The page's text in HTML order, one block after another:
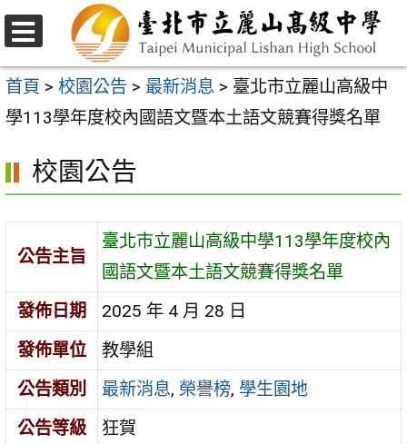
跳
至
主
要
容
區
選
單
首頁 > 校園公告 > 最新消息 > 臺北市立麗山高級中
學113學年度校內國語文暨本土語文競賽得獎名單
校園公告
公告主旨
臺北市立麗山高級中學113學年度校內
國語文暨本土語文競賽得獎名單
發佈日期
2025 年 4 月 28 日
發佈單位
教學組
公告類別
最新消息, 榮譽榜, 學生園地
公告等級
狂賀